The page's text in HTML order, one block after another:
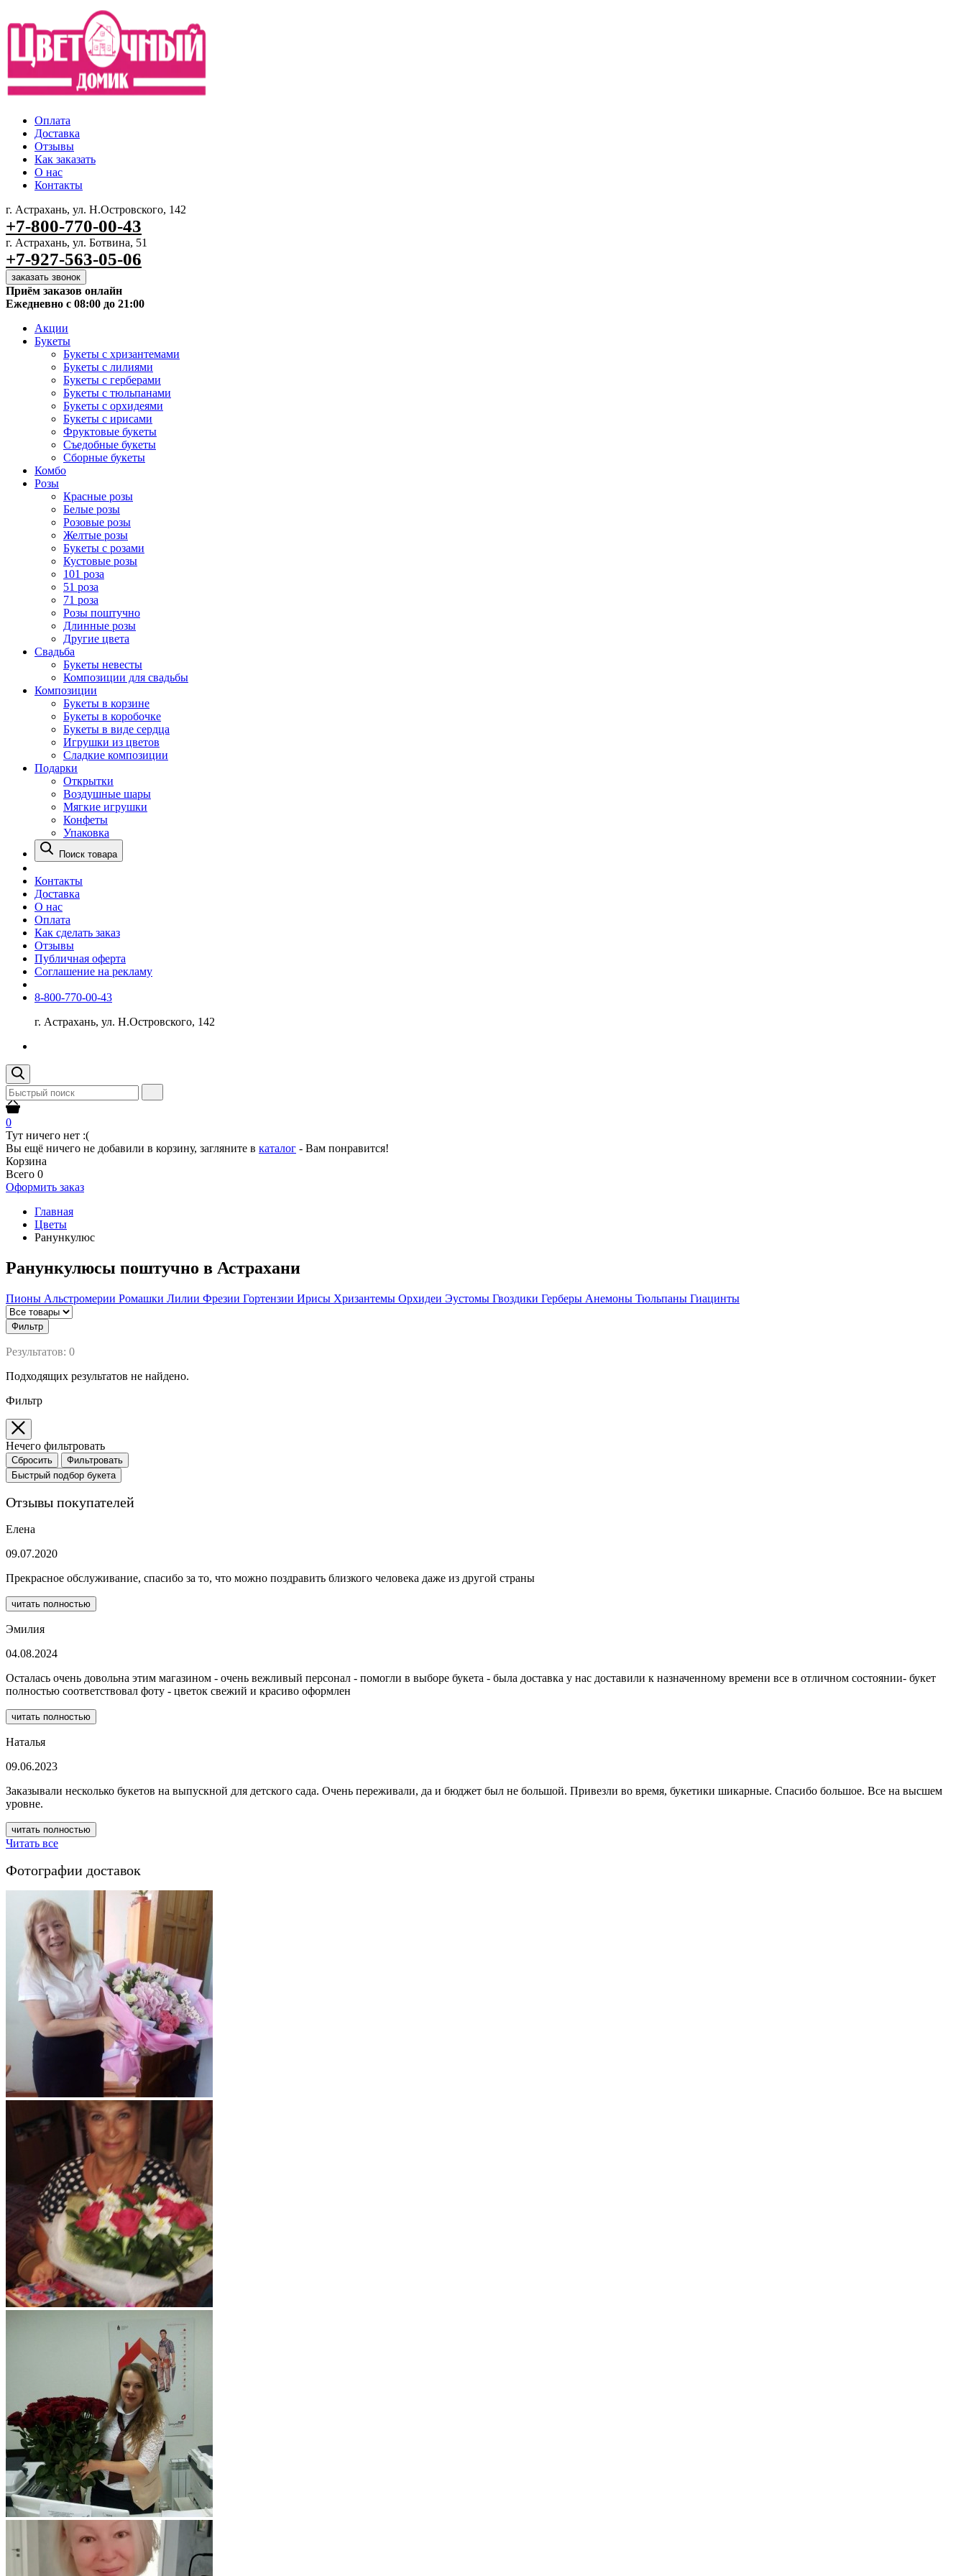
Оплата
Доставка
Отзывы
Как заказать
О нас
Контакты
г. Астрахань, ул. Н.Островского, 142
+7-800-770-00-43
г. Астрахань, ул. Ботвина, 51
+7-927-563-05-06
заказать звонок
Приём заказов онлайн
Ежедневно с 08:00 до 21:00
Акции
Букеты
Букеты с хризантемами
Букеты с лилиями
Букеты с герберами
Букеты с тюльпанами
Букеты с орхидеями
Букеты с ирисами
Фруктовые букеты
Съедобные букеты
Сборные букеты
Комбо
Розы
Красные розы
Белые розы
Розовые розы
Желтые розы
Букеты с розами
Кустовые розы
101 роза
51 роза
71 роза
Розы поштучно
Длинные розы
Другие цвета
Свадьба
Букеты невесты
Композиции для свадьбы
Композиции
Букеты в корзине
Букеты в коробочке
Букеты в виде сердца
Игрушки из цветов
Сладкие композиции
Подарки
Открытки
Воздушные шары
Мягкие игрушки
Конфеты
Упаковка
Поиск товара
Контакты
Доставка
О нас
Оплата
Как сделать заказ
Отзывы
Публичная оферта
Соглашение на рекламу
8-800-770-00-43
г. Астрахань, ул. Н.Островского, 142
0
Тут ничего нет :(
Вы ещё ничего не добавили в корзину, загляните в каталог - Вам понравится!
Корзина
Всего 0
Оформить заказ
Главная
Цветы
Ранункулюс
Ранункулюсы поштучно в Астрахани
Пионы Альстромерии Ромашки Лилии Фрезии Гортензии Ирисы Хризантемы Орхидеи Эустомы Гвоздики Герберы Анемоны Тюльпаны Гиацинты
Фильтр
Результатов: 0
Подходящих результатов не найдено.
Фильтр
Нечего фильтровать
Сбросить
Фильтровать
Быстрый подбор букета
Отзывы покупателей
Елена
09.07.2020
Прекрасное обслуживание, спасибо за то, что можно поздравить близкого человека даже из другой страны
читать полностью
Эмилия
04.08.2024
Осталась очень довольна этим магазином - очень вежливый персонал - помогли в выборе букета - была доставка у нас доставили к назначенному времени все в отличном состоянии- букет
полностью соответствовал фоту - цветок свежий и красиво оформлен
читать полностью
Наталья
09.06.2023
Заказывали несколько букетов на выпускной для детского сада. Очень переживали, да и бюджет был не большой. Привезли во время, букетики шикарные. Спасибо большое. Все на высшем
уровне.
читать полностью
Читать все
Фотографии доставок